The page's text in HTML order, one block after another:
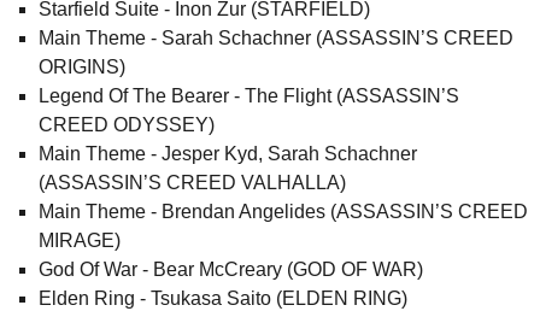
Starfield Suite - Inon Zur (STARFIELD)
Main Theme - Sarah Schachner (ASSASSIN’S CREED
ORIGINS)
Legend Of The Bearer - The Flight (ASSASSIN’S
CREED ODYSSEY)
Main Theme - Jesper Kyd, Sarah Schachner
(ASSASSIN’S CREED VALHALLA)
Main Theme - Brendan Angelides (ASSASSIN’S CREED
MIRAGE)
God Of War - Bear McCreary (GOD OF WAR)
Elden Ring - Tsukasa Saito (ELDEN RING)